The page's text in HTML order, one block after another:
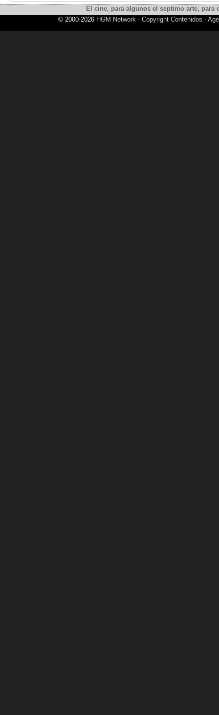
El cine, para algunos el septimo arte,
© 2000-2026 HGM Network- Copyright Contenidos -